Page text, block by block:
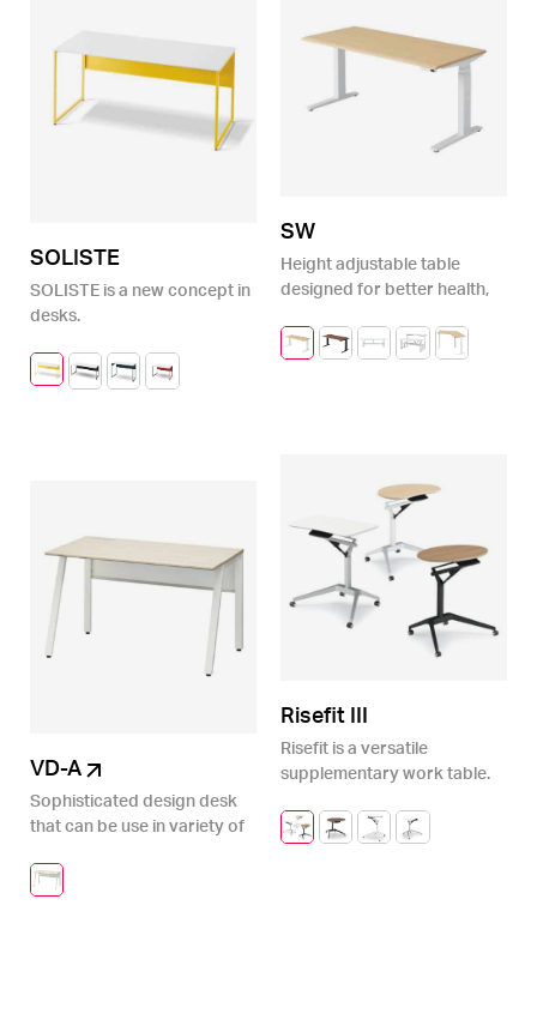
SOLISTE
SOLISTE is a new concept in
desks.
SW
Height adjustable table
designed for better health,
productivity and creativity
at work.
Risefit III
Risefit is a versatile
supplementary work table.
VD-A
Sophisticated design desk
that can be use in variety of